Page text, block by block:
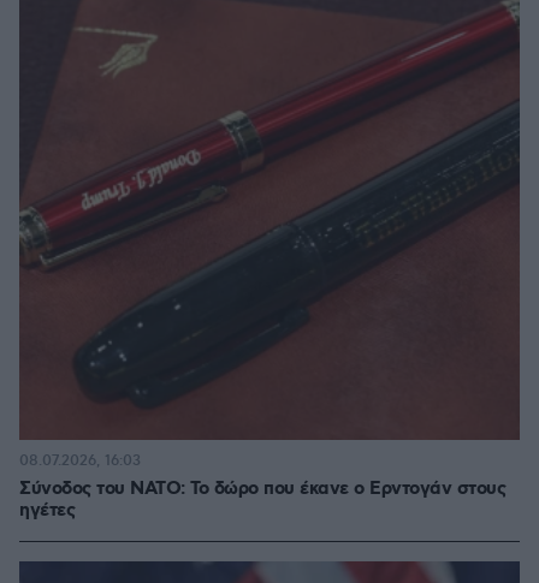
Σύνοδος του ΝΑΤΟ: Το δώρο που έκανε ο Ερντογάν στους
ηγέτες
08.07.2026, 16:03